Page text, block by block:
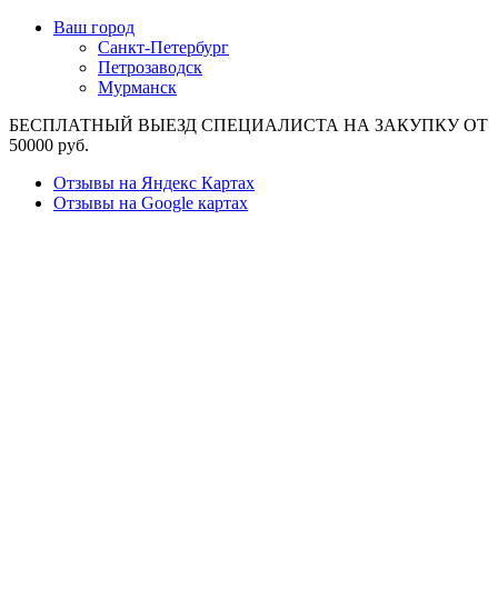
Ваш город
Санкт-Петербург
Петрозаводск
Мурманск
БЕСПЛАТНЫЙ ВЫЕЗД СПЕЦИАЛИСТА НА ЗАКУПКУ ОТ
50000 руб.
Отзывы на Яндекс Картах
Отзывы на Google картах